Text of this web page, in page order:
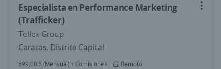
Especialista en Performance Marketing
(Trafficker)
Tellex Group
Caracas, Distrito Capital
599,00 $ (Mensual) + Comisiones
Remoto